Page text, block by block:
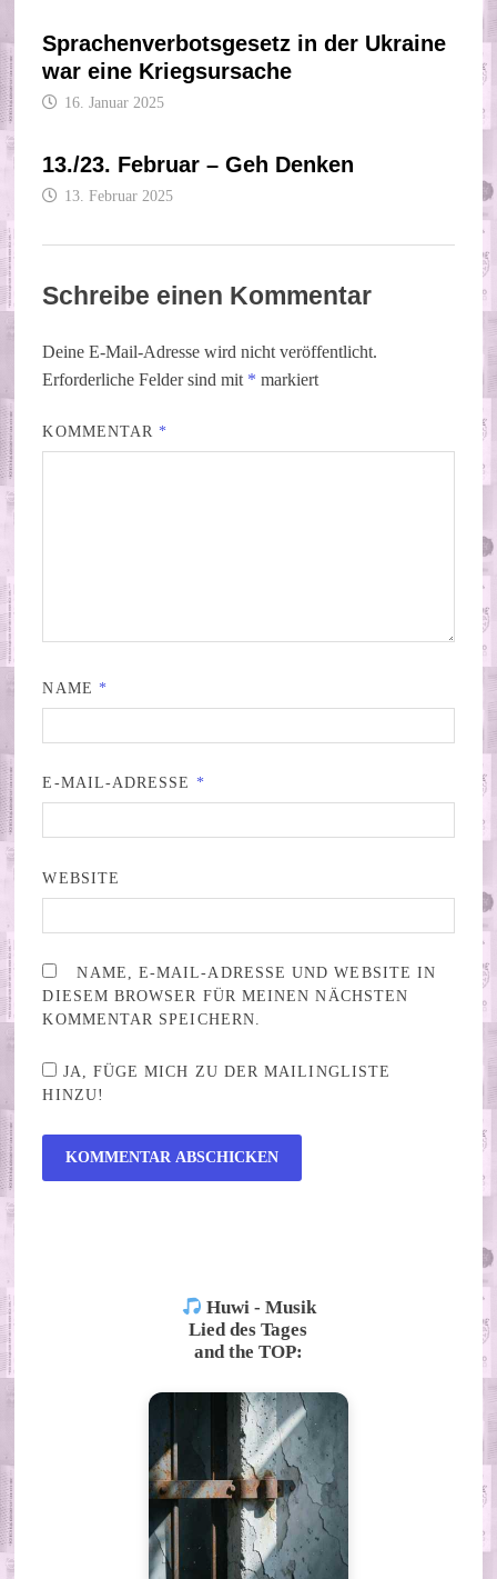
Sprachenverbotsgesetz in der Ukraine
war eine Kriegsursache
16. Januar 2025
13./23. Februar – Geh Denken
13. Februar 2025
Schreibe einen Kommentar
Deine E-Mail-Adresse wird nicht veröffentlicht.
Erforderliche Felder sind mit * markiert
KOMMENTAR *
NAME *
E-MAIL-ADRESSE *
WEBSITE
NAME, E-MAIL-ADRESSE UND WEBSITE IN
DIESEM BROWSER FÜR MEINEN NÄCHSTEN
KOMMENTAR SPEICHERN.
JA, FÜGE MICH ZU DER MAILINGLISTE
HINZU!
Huwi - Musik
Lied des Tages
and the TOP: